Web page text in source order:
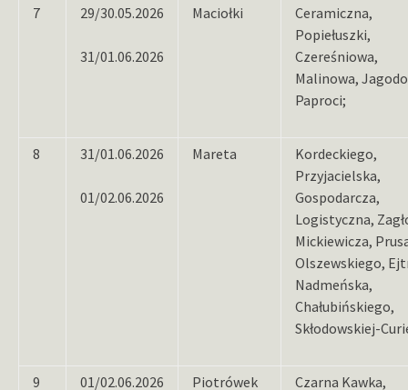
7 29/30.05.2026
31/01.06.2026
Maciołki
Ceramiczna,
Popiełuszki,
Czereśniowa,
Malinowa,
Paproci;
8 31/01.06.2026
01/02.06.2026
Mareta
Kordeckiego,
Przyjacielska,
Gospodarcza,
Logistyczna,
Mickiewicza,
Olszewskiego,
Nadmeńska,
Chałubińskiego,
Skłodowskiej-
9 01/02.06.2026 Piotrówek
Czarna Kawka,